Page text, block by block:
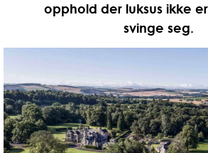
opphold der luksus ikke
svinge seg.